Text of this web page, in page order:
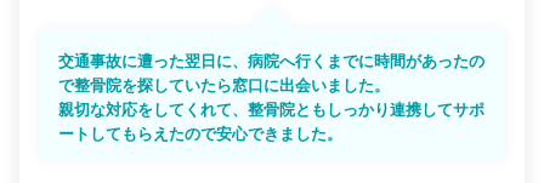
交通事故に遭った翌日に、病院へ行くまでに時間があったの
で整骨院を探していたら窓口に出会いました。
親切な対応をしてくれて、整骨院ともしっかり連携してサポ
ートしてもらえたので安心できました。